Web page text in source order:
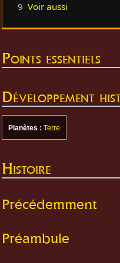
9 Voir aussi
Points essentiels
Développement
Planètes : Terre
Histoire
Précédemment
Préambule